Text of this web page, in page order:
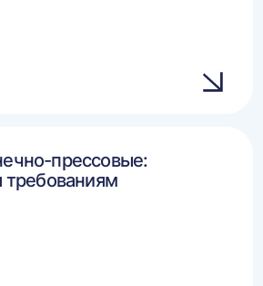
прессовые:
требованиям